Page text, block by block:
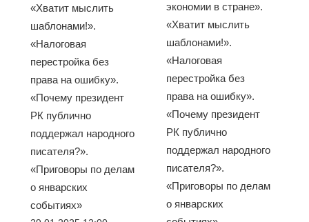
«Хватит мыслить
шаблонами!».
«Налоговая
перестройка без
права на ошибку».
«Почему президент
РК публично
поддержал народного
писателя?».
«Приговоры по делам
о январских
событиях»
экономии в стране».
«Хватит мыслить
шаблонами!».
«Налоговая
перестройка без
права на ошибку».
«Почему президент
РК публично
поддержал народного
писателя?».
«Приговоры по делам
о январских